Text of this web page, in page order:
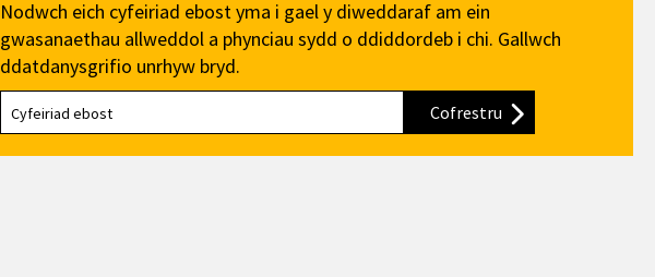
Nodwch eich cyfeiriad ebost yma i gael y diweddaraf am ein
gwasanaethau allweddol a phynciau sydd o ddiddordeb i chi. Gallwch
ddatdanysgrifio unrhyw bryd.
Cofrestru i'n cylchlythyr